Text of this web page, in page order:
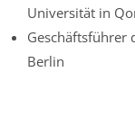
Universität in
Geschäftsführer
Berlin